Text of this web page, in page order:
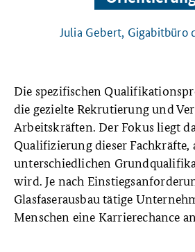
Julia Gebert, Gigabitbüro
Die spezifischen
die gezielte Rekrutierung und
Arbeitskräften. Der Fokus liegt
Qualifizierung dieser Fachkräfte,
unterschiedlichen
wird. Je nach
Glasfaserausbau tätige
Menschen eine Karrierechance